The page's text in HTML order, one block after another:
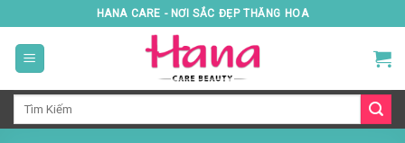
to
content
HANA CARE - NƠI SẮC ĐẸP THĂNG HOA
Tìm